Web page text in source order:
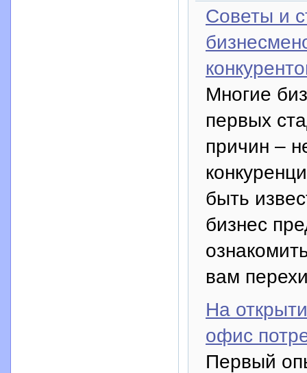
Советы и
Многие
первых
причин –
быть
бизнес
вам
На
офис
Первый